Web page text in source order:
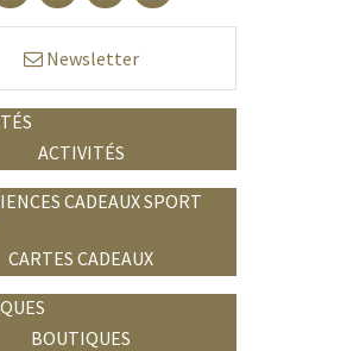
Newsletter
ACTIVITÉS
CARTES CADEAUX
BOUTIQUES